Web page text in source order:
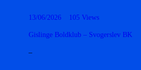
13/06/2026 105 Views
Gislinge Boldklub – Svogerslev BK
–